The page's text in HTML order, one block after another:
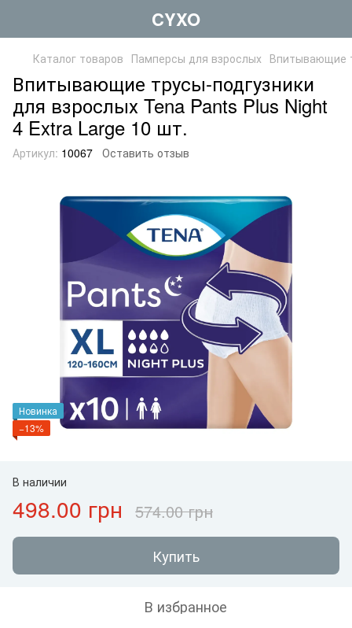
CYXO
Каталог товаров Памперсы для взрослых Впитывающие
Впитывающие трусы-подгузники
для взрослых Tena Pants Plus Night
4 Extra Large 10 шт.
Артикул: 10067 Оставить отзыв
Новинка
−13%
В наличии
498.00 грн 574.00 грн
Купить
В избранное